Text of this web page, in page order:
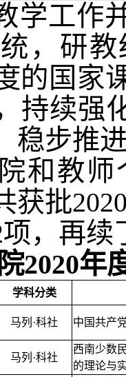
学工作
，研
的国家
持续强
稳步推
和教
获批
，再
2020年
学科分类
马列·科社 中国共产
马列·科社
西南少数
的理论与